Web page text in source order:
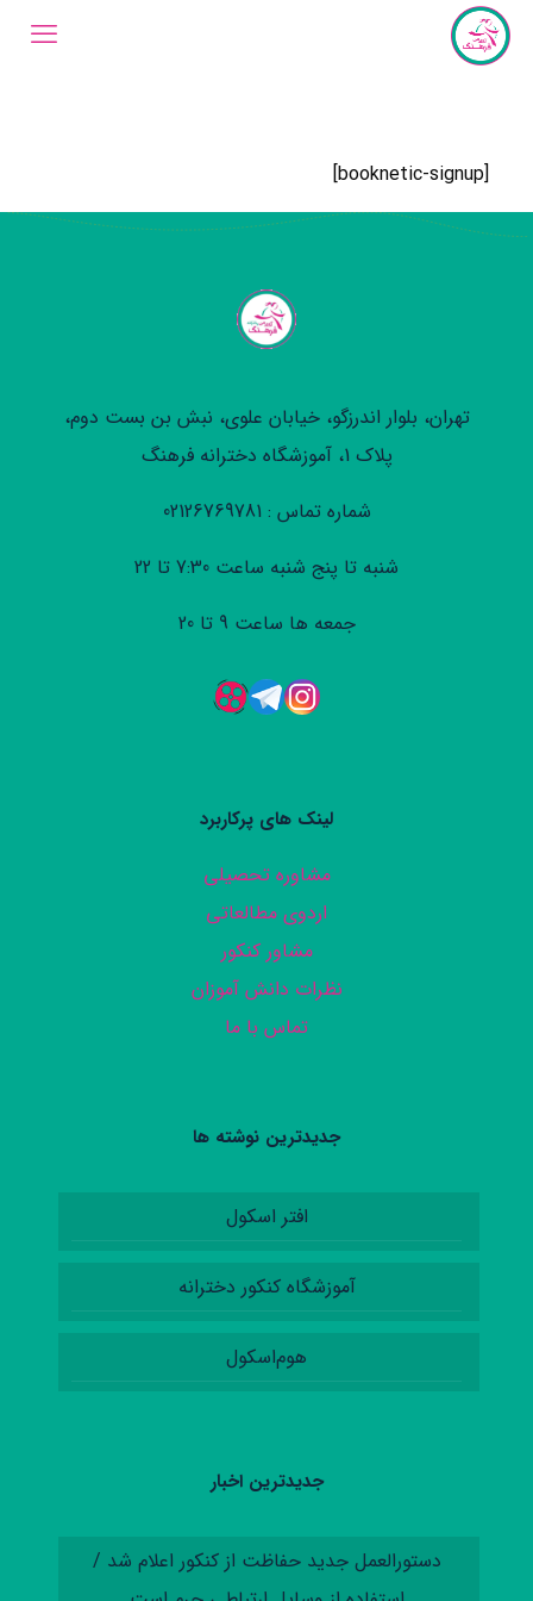
[booknetic-signup]
تهران، بلوار اندرزگو، خیابان علوی، نبش بن بست دوم،
پلاک 1، آموزشگاه دخترانه فرهنگ
شماره تماس : 02126769781
شنبه تا پنج شنبه ساعت 7:30 تا 22
جمعه ها ساعت 9 تا 20
لینک های پرکاربرد
مشاوره تحصیلی
اردوی مطالعاتی
مشاور کنکور
نظرات دانش آموزان
تماس با ما
جدیدترین نوشته ها
افتر اسکول
آموزشگاه کنکور دخترانه
هوم‌اسکول
جدیدترین اخبار
دستورالعمل‌ جدید حفاظت از کنکور اعلام شد /